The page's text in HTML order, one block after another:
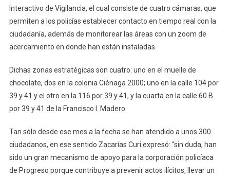
Interactivo de Vigilancia, el cual consiste de cuatro cámaras, que
permiten a los policías establecer contacto en tiempo real con la
ciudadanía, además de monitorear las áreas con un zoom de
acercamiento en donde han están instaladas.
Dichas zonas estratégicas son cuatro: uno en el muelle de
chocolate, dos en la colonia Ciénaga 2000; uno en la calle 104 por
39 y 41 y el otro en la 116 por 39 y 41, y la cuarta en la calle 60 B
por 39 y 41 de la Francisco I. Madero.
Tan sólo desde ese mes a la fecha se han atendido a unos 300
ciudadanos, en ese sentido Zacarías Curi expresó: “sin duda, han
sido un gran mecanismo de apoyo para la corporación policíaca
de Progreso porque contribuye a prevenir actos ilícitos, llevar un